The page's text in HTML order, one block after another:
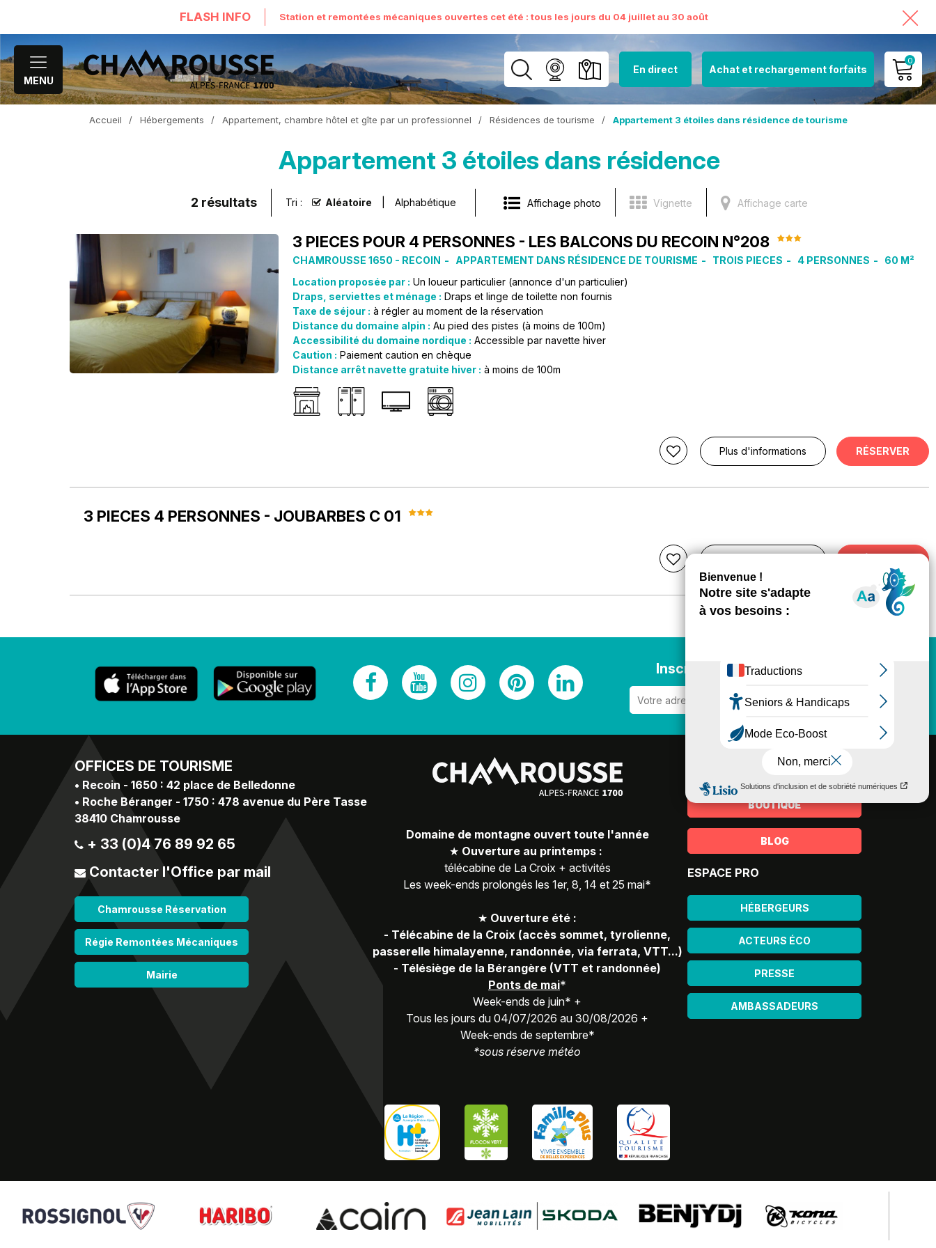
FLASH INFO Station et remontées mécaniques ouvertes cet été : tous les jours du 04 juillet au 30 août
MENU
En direct Achat et rechargement forfaits
0
MON COMPTE
Accueil / Hébergements / Appartement, chambre hôtel et gîte par un professionnel / Résidences de tourisme / Appartement 3 étoiles dans résidence de tourisme
Appartement 3 étoiles dans résidence
Affichage photo Vignette Affichage carte
2 résultats Tri : Aléatoire Alphabétique
3 PIECES POUR 4 PERSONNES - LES BALCONS DU RECOIN N°208
CHAMROUSSE 1650 - RECOIN APPARTEMENT DANS RÉSIDENCE DE TOURISME TROIS PIECES 4 PERSONNES 60 M²
Location proposée par : Un loueur particulier (annonce d'un particulier)
Draps, serviettes et ménage : Draps et linge de toilette non fournis
Taxe de séjour : à régler au moment de la réservation
Distance du domaine alpin : Au pied des pistes (à moins de 100m)
Accessibilité du domaine nordique : Accessible par navette hiver
Caution : Paiement caution en chèque
Distance arrêt navette gratuite hiver : à moins de 100m
Plus d'informations RÉSERVER
3 PIECES 4 PERSONNES - JOUBARBES C 01
Inscription newsletter
OFFICES DE TOURISME
• Recoin - 1650 : 42 place de Belledonne
• Roche Béranger - 1750 : 478 avenue du Père Tasse
38410 Chamrousse
+ 33 (0)4 76 89 92 65
Contacter l'Office par mail
Chamrousse Réservation
Régie Remontées Mécaniques
Mairie
Domaine de montagne ouvert toute l'année
★ Ouverture au printemps :
télécabine de La Croix + activités
Les week-ends prolongés les 1er, 8, 14 et 25 mai*
★ Ouverture été :
- Télécabine de la Croix (accès sommet, tyrolienne,
passerelle himalayenne, randonnée, via ferrata, VTT...)
- Télésiège de la Bérangère (VTT et randonnée)
Ponts de mai*
Week-ends de juin* +
Tous les jours du 04/07/2026 au 30/08/2026 +
Week-ends de septembre*
*sous réserve météo
BROCHURES
BOUTIQUE
BLOG
ESPACE PRO
HÉBERGEURS
ACTEURS ÉCO
PRESSE
AMBASSADEURS